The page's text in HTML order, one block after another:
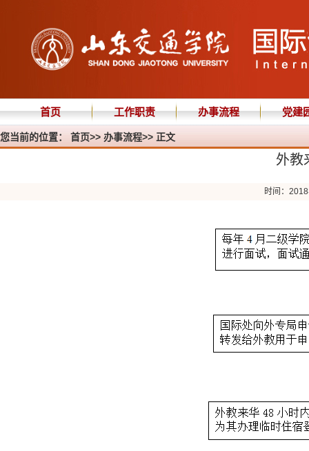
首页 工作职责 办事流程 党建
您当前的位置： 首页>> 办事流程>> 正文
外教
时间：